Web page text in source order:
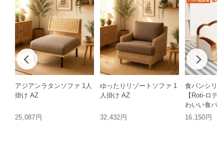
アジアンラタンソファ 1人
掛け AZ
25,087円
ゆったりリゾートソファ 1
人掛け AZ
32,432円
食パンシリ
【Roti-ロテ
わいい食パ
16,150円